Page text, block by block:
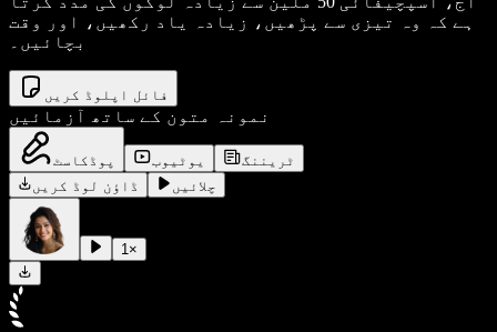
ہے کہ وہ تیزی سے پڑھیں، زیادہ یاد رکھیں، اور وقت
بچائیں۔
فائل اپلوڈ کریں
نمونہ متون کے ساتھ آزمائیں
پوڈکاسٹ یوٹیوب
ٹریننگ
ڈاؤن لوڈ کریں
چلائیں
1 ×